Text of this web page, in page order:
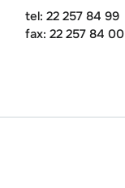
tel: 22 257 84 99
fax: 22 257 84 00